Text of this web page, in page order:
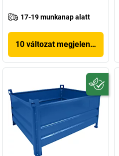
17-19 munkanap alatt
10 változat megjelenítése